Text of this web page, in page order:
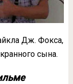
Дж. Фокса,
сына.